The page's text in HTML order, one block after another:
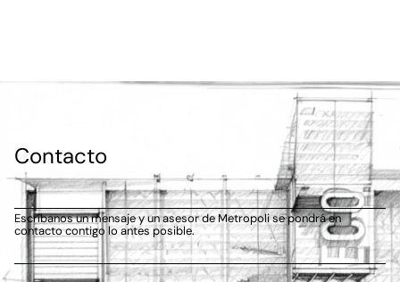
Contacto
Escríbanos un mensaje y un asesor de Metropoli se pondrá en
contacto contigo lo antes posible.